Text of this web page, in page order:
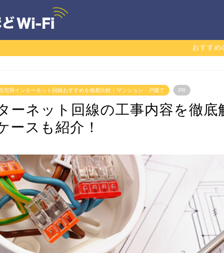
おすすめ
宅用インターネット回線おすすめを徹底比較｜マンション・戸建て PR
ーネット回線の工事内容を徹底
ースも紹介！